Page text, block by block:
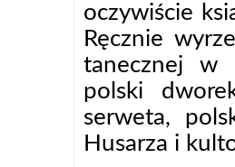
oczywiście
Ręcznie
tanecznej w
polski
serweta,
Husarza i